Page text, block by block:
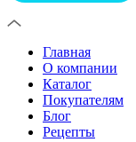
Главная
О компании
Каталог
Покупателям
Блог
Рецепты